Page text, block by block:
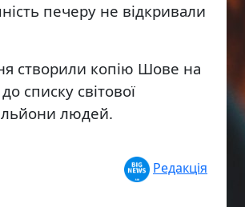
печеру не відкривали
створили копію Шове на
списку світової
людей.
Редакція